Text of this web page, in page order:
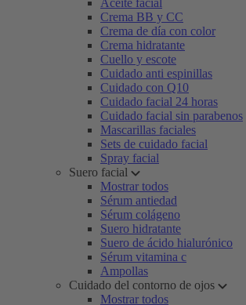
Aceite facial
Crema BB y CC
Crema de día con color
Crema hidratante
Cuello y escote
Cuidado anti espinillas
Cuidado con Q10
Cuidado facial 24 horas
Cuidado facial sin parabenos
Mascarillas faciales
Sets de cuidado facial
Spray facial
Suero facial
Mostrar todos
Sérum antiedad
Sérum colágeno
Suero hidratante
Suero de ácido hialurónico
Sérum vitamina c
Ampollas
Cuidado del contorno de ojos
Mostrar todos